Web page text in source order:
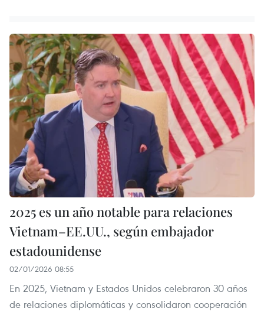
2025 es un año notable para relaciones
Vietnam–EE.UU., según embajador
estadounidense
02/01/2026 08:55
En 2025, Vietnam y Estados Unidos celebraron 30 años
de relaciones diplomáticas y consolidaron cooperación